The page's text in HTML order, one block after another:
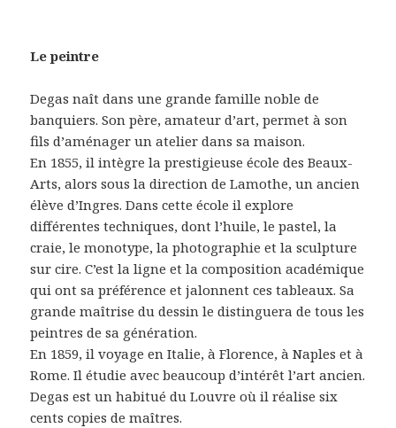
Le peintre
Degas naît dans une grande famille noble de
banquiers. Son père, amateur d’art, permet à son
fils d’aménager un atelier dans sa maison.
En 1855, il intègre la prestigieuse école des Beaux-
Arts, alors sous la direction de Lamothe, un ancien
élève d’Ingres. Dans cette école il explore
différentes techniques, dont l’huile, le pastel, la
craie, le monotype, la photographie et la sculpture
sur cire. C’est la ligne et la composition académique
qui ont sa préférence et jalonnent ces tableaux. Sa
grande maîtrise du dessin le distinguera de tous les
peintres de sa génération.
En 1859, il voyage en Italie, à Florence, à Naples et à
Rome. Il étudie avec beaucoup d’intérêt l’art ancien.
Degas est un habitué du Louvre où il réalise six
cents copies de maîtres.